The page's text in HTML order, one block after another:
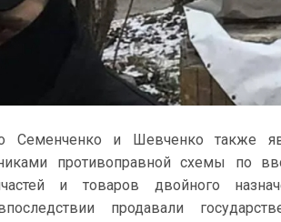
Семенченко и Шевченко также
противоправной схемы по
и товаров двойного
продавали